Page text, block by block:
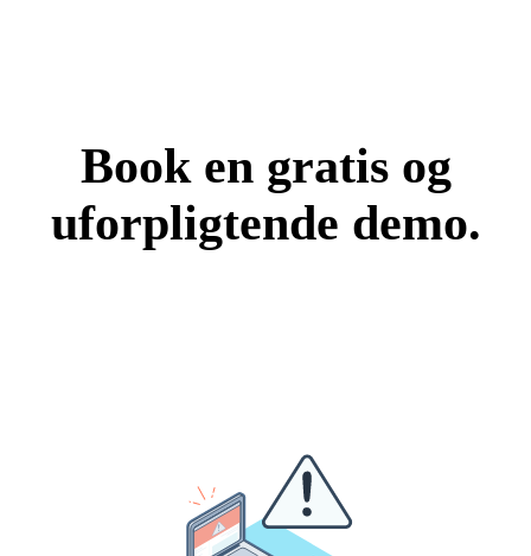
Book en gratis og
uforpligtende demo.